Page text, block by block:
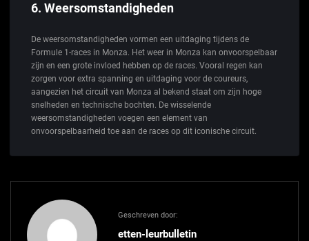
6. Weersomstandigheden
De weersomstandigheden vormen een uitdaging tijdens de
Formule 1-races in Monza. Het weer in Monza kan onvoorspelbaar
zijn en een grote invloed hebben op de races. Vooral regen kan
zorgen voor extra spanning en uitdaging voor de coureurs,
aangezien het circuit van Monza al bekend staat om zijn hoge
snelheden en technische bochten. De wisselende
weersomstandigheden voegen een element van
onvoorspelbaarheid toe aan de races op dit iconische circuit.
Geschreven door:
etten-leurbulletin